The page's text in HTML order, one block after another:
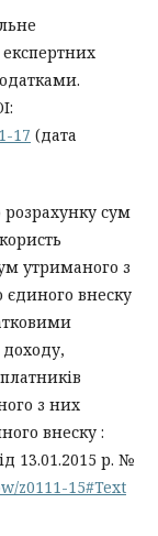
17 (дата
сум
утриманого з
єдиного внеску
з них
внеску :
13.01.2015 р. №
z0111-15#Text